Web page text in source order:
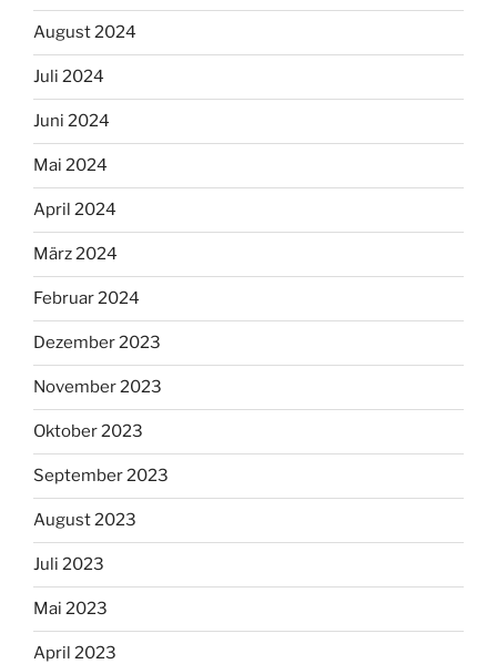
August 2024
Juli 2024
Juni 2024
Mai 2024
April 2024
März 2024
Februar 2024
Dezember 2023
November 2023
Oktober 2023
September 2023
August 2023
Juli 2023
Mai 2023
April 2023